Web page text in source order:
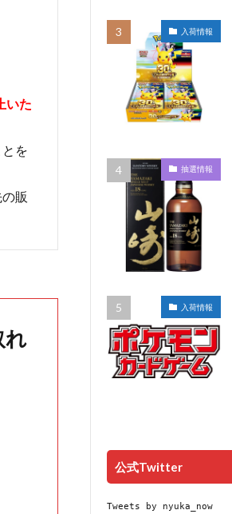
いた
を
販
れ
入荷情報
抽選情報
入荷情報
公式Twitter
Tweets by nyuka_now